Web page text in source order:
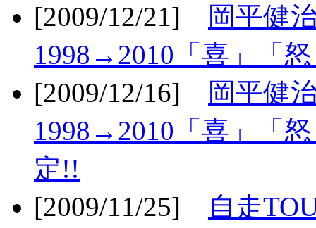
[2009/12/21]
岡平健
1998→2010「喜」「
[2009/12/16]
岡平健
1998→2010「喜」「
定!!
[2009/11/25]
自走